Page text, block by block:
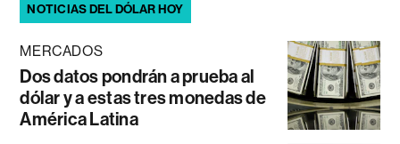
NOTICIAS DEL DÓLAR HOY
MERCADOS
Dos datos pondrán a prueba al
dólar y a estas tres monedas de
América Latina